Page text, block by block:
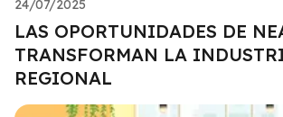
24/07/2025
LAS OPORTUNIDADES DE
TRANSFORMAN LA
REGIONAL